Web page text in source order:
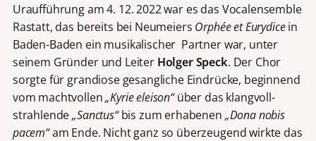
Uraufführung am 4. 12. 2022 war es das Vocalensemble
Rastatt, das bereits bei Neumeiers Orphée et Eurydicein
Baden-Baden ein musikalischer Partner war, unter
seinem Gründer und Leiter Holger Speck. Der Chor
sorgte für grandiose gesangliche Eindrücke, beginnend
vom machtvollen„Kyrie eleison“über das klangvoll-
strahlende„Sanctus“bis zum erhabenen „Dona nobis
pacem“am Ende. Nicht ganz so überzeugend wirkte das